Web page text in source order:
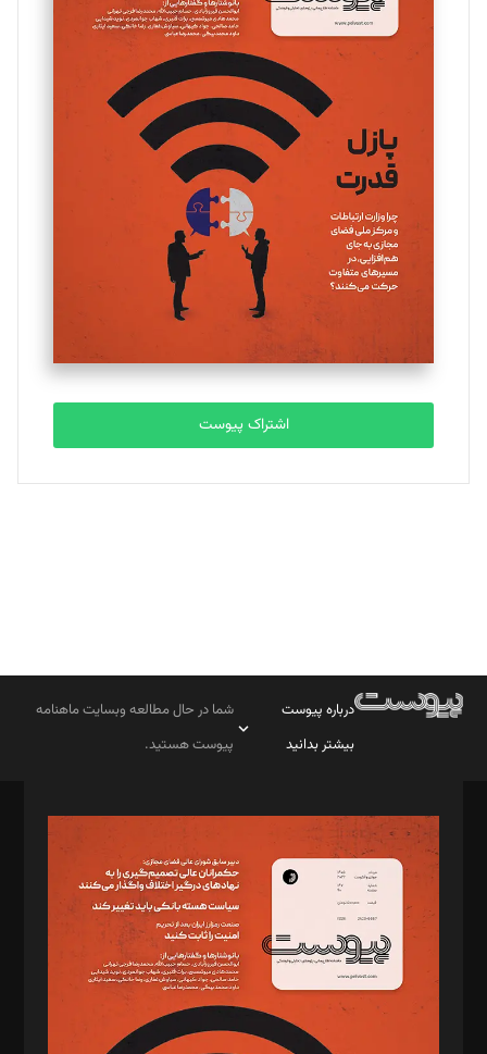
مینا پاکدل
یسنا امان‌پور
تحریریه
ملینا جعفری
تحریریه
مصطفی مسجدی آرانی
تحریریه
بابک نقاش
تحریریه
اشتراک پیوست
درباره پیوست
بیشتر بدانید
شما در حال مطالعه وبسایت ماهنامه
پیوست هستید.
مدیر مسئول: محمدباقر اثنی‌عشری
سردبیر: مهرک محمودی
دبیر تحریریه: میثم قاسمی
د‌بیر ناداستان: سمانه سمیع
د‌بیر خدمت و تجارت: ابوالفضل رجبی
د‌بیر حقوق فناوری: حسام‌الدین ایپکچی
د‌بیر پیوست جهان: مینا پاکدل
د‌بیر تحریریه آنلاین: بابک نقاش